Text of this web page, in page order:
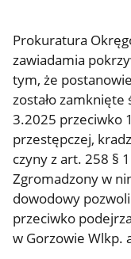
Prokuratura
zawiadamia
tym, że
zostało
3.2025 przeciwko
przestępczej,
czyny z art. 258 §
Zgromadzony w
dowodowy
przeciwko
w Gorzowie Wlkp.